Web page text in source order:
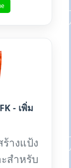
- เพิ่ม
างแป้ง
สำหรับ